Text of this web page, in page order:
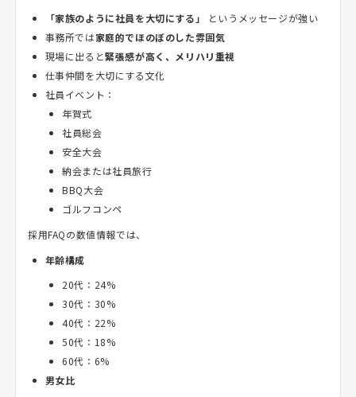
「家族のように社員を大切にする」
というメッセージが強い
事務所では家庭的でほのぼのした雰囲気
現場に出ると緊張感が高く、メリハリ重視
仕事仲間を大切にする文化
社員イベント：
年賀式
社員総会
安全大会
納会または社員旅行
BBQ大会
ゴルフコンペ
採用FAQの数値情報では、
年齢構成
20代：24%
30代：30%
40代：22%
50代：18%
60代：6%
男女比